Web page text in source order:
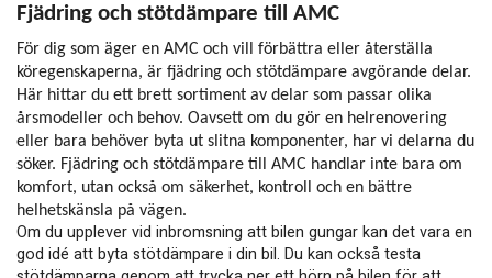
Fjädring och stötdämpare till AMC
För dig som äger en AMC och vill förbättra eller återställa
köregenskaperna, är fjädring och stötdämpare avgörande delar.
Här hittar du ett brett sortiment av delar som passar olika
årsmodeller och behov. Oavsett om du gör en helrenovering
eller bara behöver byta ut slitna komponenter, har vi delarna du
söker. Fjädring och stötdämpare till AMC handlar inte bara om
komfort, utan också om säkerhet, kontroll och en bättre
helhetskänsla på vägen.
Om du upplever vid inbromsning att bilen gungar kan det vara en
god idé att byta stötdämpare i din bil. Du kan också testa